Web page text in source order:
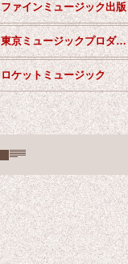
ファインミュージック出版
東京ミュージックプロダクション
ロケットミュージック